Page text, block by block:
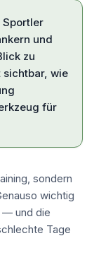
Sportler
und
zu
sichtbar, wie
für
sondern
wichtig
— und die
Tage